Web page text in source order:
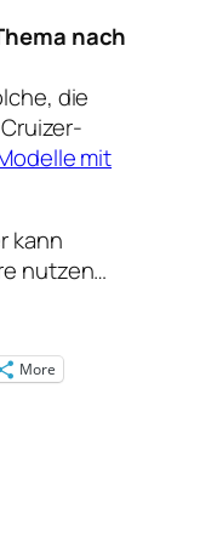
nach
die
mit
kann
nutzen…
More